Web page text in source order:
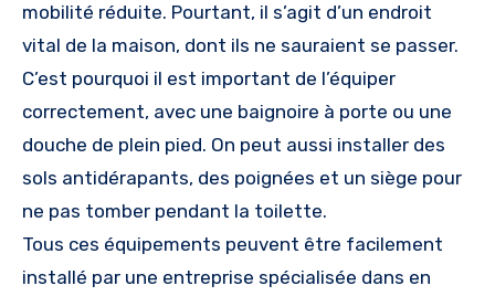
mobilité réduite. Pourtant, il s’agit d’un endroit
vital de la maison, dont ils ne sauraient se passer.
C’est pourquoi il est important de l’équiper
correctement, avec une baignoire à porte ou une
douche de plein pied. On peut aussi installer des
sols antidérapants, des poignées et un siège pour
ne pas tomber pendant la toilette.
Tous ces équipements peuvent être facilement
installé par une entreprise spécialisée dans en